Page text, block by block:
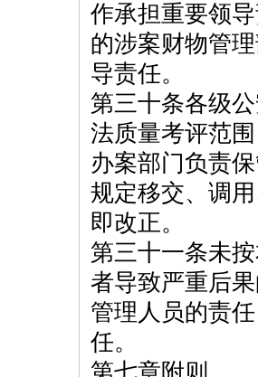
作承担重要领
的涉案财物管
导责任。
第三十条各级
法质量考评范
办案部门负责
规定移交、调
即改正。
第三十一条未
者导致严重后
管理人员的责
任。